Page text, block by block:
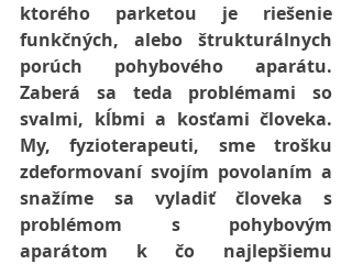
ktorého parketou je riešenie
funkčných, alebo štrukturálnych
porúch pohybového aparátu.
Zaberá sa teda problémami so
svalmi, kĺbmi a kosťami človeka.
My, fyzioterapeuti, sme trošku
zdeformovaní svojím povolaním a
snažíme sa vyladiť človeka s
problémom s pohybovým
aparátom k čo najlepšiemu